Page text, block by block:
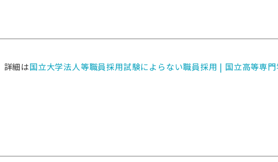
詳細は国立大学法人等職員採用試験によらない職員採用 | 国立高等専